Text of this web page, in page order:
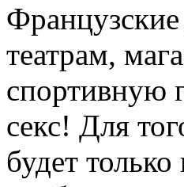
театрам,
спортивную
секс! Для
будет